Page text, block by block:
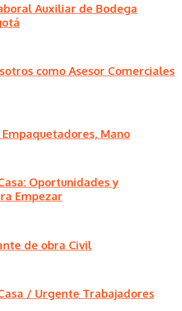
Auxiliar de Bodega
como Asesor Comerciales
Empaquetadores, Mano
Oportunidades y
Empezar
de obra Civil
/ Urgente Trabajadores